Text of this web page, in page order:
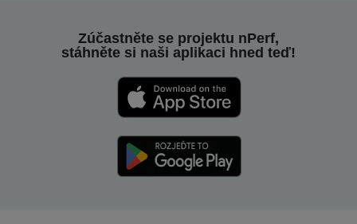
Zúčastněte se projektu nPerf,
stáhněte si naši aplikaci hned teď!